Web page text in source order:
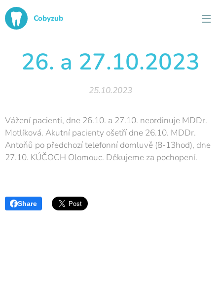
Cobyzub
26. a 27.10.2023
25.10.2023
Vážení pacienti, dne 26.10. a 27.10. neordinuje MDDr.
Motlíková. Akutní pacienty ošetří dne 26.10. MDDr.
Antoňů po předchozí telefonní domluvě (8-13hod), dne
27.10. KÚČOCH Olomouc. Děkujeme za pochopení.
Share